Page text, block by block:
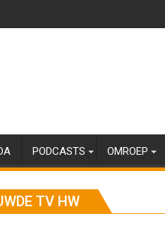
PODCASTS OMROEP
TV HW